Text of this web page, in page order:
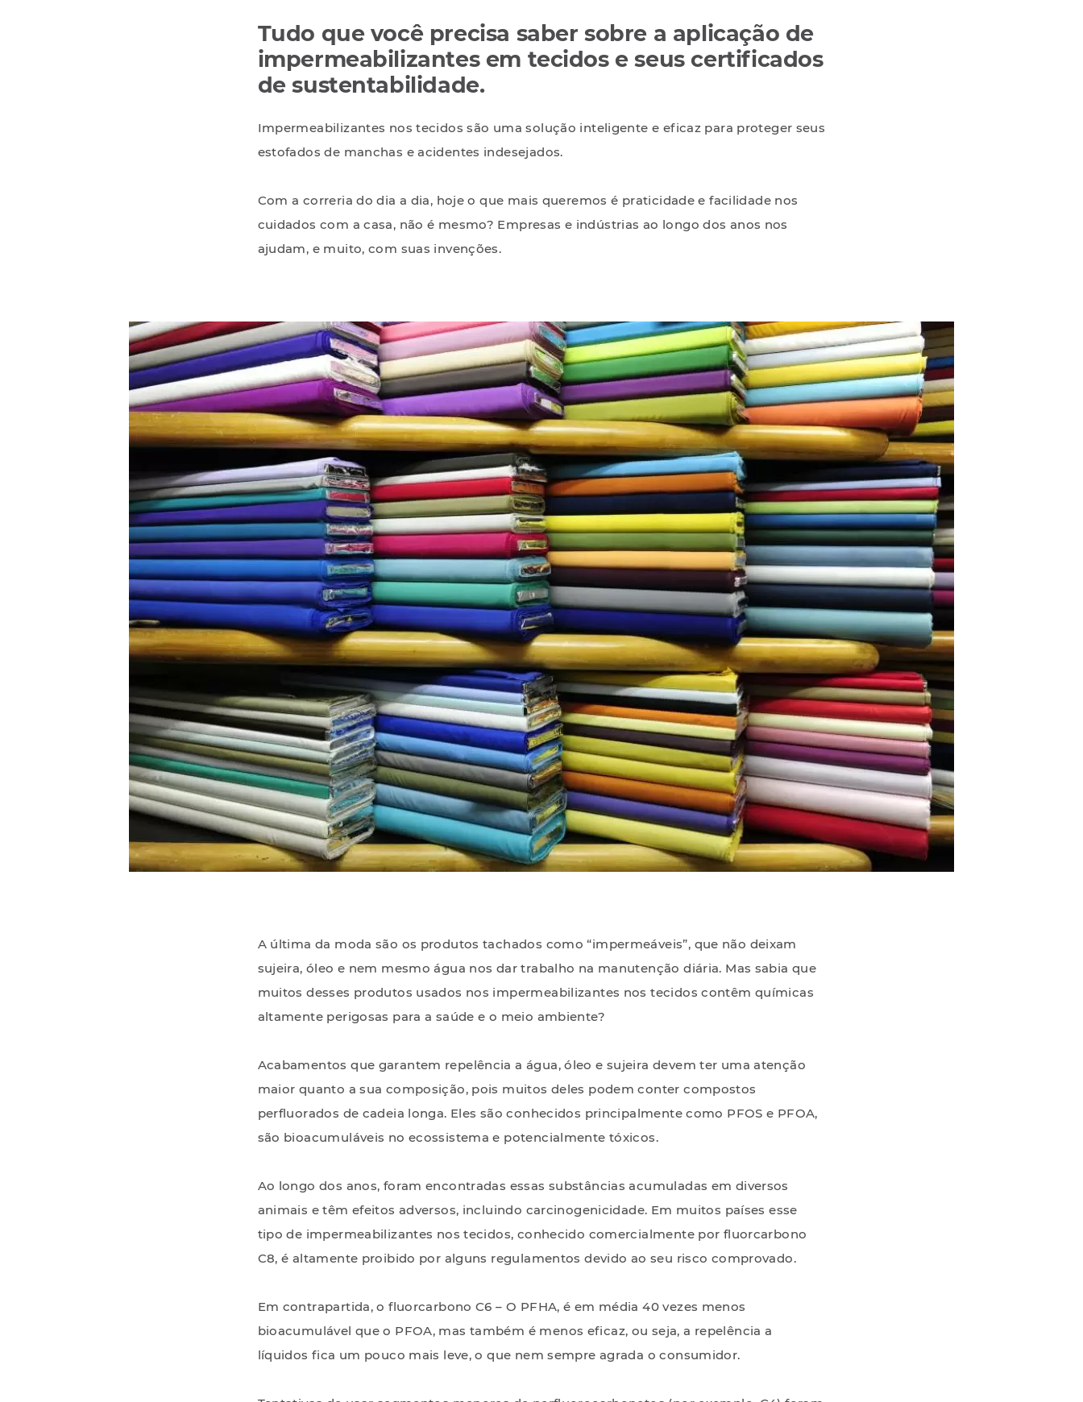
Tudo que você precisa saber sobre a aplicação de
impermeabilizantes em tecidos e seus certificados
de sustentabilidade.
Impermeabilizantes nos tecidos são uma solução inteligente e eficaz para proteger seus
estofados de manchas e acidentes indesejados.
Com a correria do dia a dia, hoje o que mais queremos é praticidade e facilidade nos
cuidados com a casa, não é mesmo? Empresas e indústrias ao longo dos anos nos
ajudam, e muito, com suas invenções.
A última da moda são os produtos tachados como “impermeáveis”, que não deixam
sujeira, óleo e nem mesmo água nos dar trabalho na manutenção diária. Mas sabia que
muitos desses produtos usados nos impermeabilizantes nos tecidos contêm químicas
altamente perigosas para a saúde e o meio ambiente?
Acabamentos que garantem repelência a água, óleo e sujeira devem ter uma atenção
maior quanto a sua composição, pois muitos deles podem conter compostos
perfluorados de cadeia longa. Eles são conhecidos principalmente como PFOS e PFOA,
são bioacumuláveis no ecossistema e potencialmente tóxicos.
Ao longo dos anos, foram encontradas essas substâncias acumuladas em diversos
animais e têm efeitos adversos, incluindo carcinogenicidade. Em muitos países esse
tipo de impermeabilizantes nos tecidos, conhecido comercialmente por fluorcarbono
C8, é altamente proibido por alguns regulamentos devido ao seu risco comprovado.
Em contrapartida, o fluorcarbono C6 – O PFHA, é em média 40 vezes menos
bioacumulável que o PFOA, mas também é menos eficaz, ou seja, a repelência a
líquidos fica um pouco mais leve, o que nem sempre agrada o consumidor.